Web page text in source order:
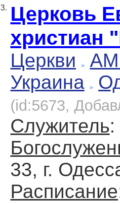
3. Церковь
христиан
Церкви
Украина
(id:5673,
Служитель
33, г.
Расписание